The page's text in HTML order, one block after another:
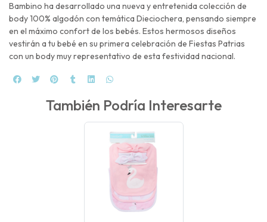
Bambino ha desarrollado una nueva y entretenida colección de
body 100% algodón con temática Dieciochera, pensando siempre
en el máximo confort de los bebés. Estos hermosos diseños
vestirán a tu bebé en su primera celebración de Fiestas Patrias
con un body muy representativo de esta festividad nacional.
También Podría Interesarte